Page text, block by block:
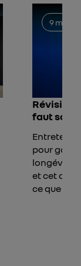
9 min
Révision
faut
Entretenir
pour
longévité
et cet
ce que